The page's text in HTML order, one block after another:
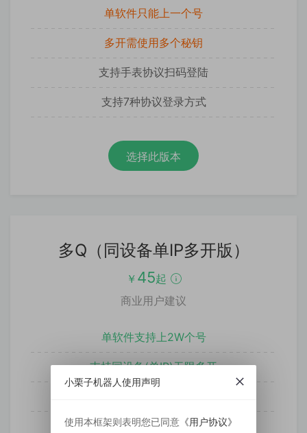
单软件只能上一个号
多开需使用多个秘钥
支持手表协议扫码登陆
支持7种协议登录方式
选择此版本
多Q（同设备单IP多开版）
￥ 45起
商业用户建议
单软件支持上2W个号
支持同设备(单IP)无限多开
支持7种协议登录方式
小栗子机器人使用声明
使用本框架则表明您已同意 《用户协议》